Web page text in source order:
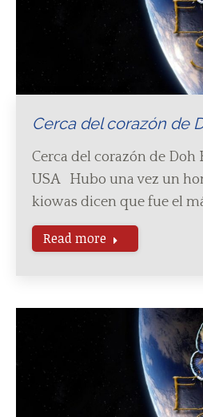
Cerca del corazón de
Cerca del corazón de Doh
USA Hubo una vez un
kiowas dicen que fue el
Read more